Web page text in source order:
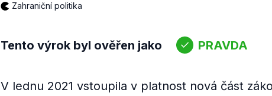
Zahraniční politika
Tento výrok byl ověřen jako PRAVDA
V lednu 2021 vstoupila v platnost nová část